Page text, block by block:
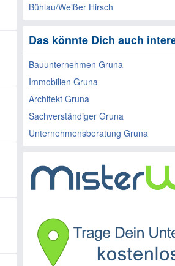
Bühlau/Weißer Hirsch
Das könnte Dich auch
Bauunternehmen Gruna
Immobilien Gruna
Architekt Gruna
Sachverständiger Gruna
Unternehmensberatung Gruna